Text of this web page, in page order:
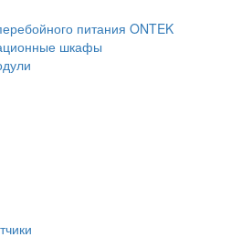
питания ONTEK
шкафы